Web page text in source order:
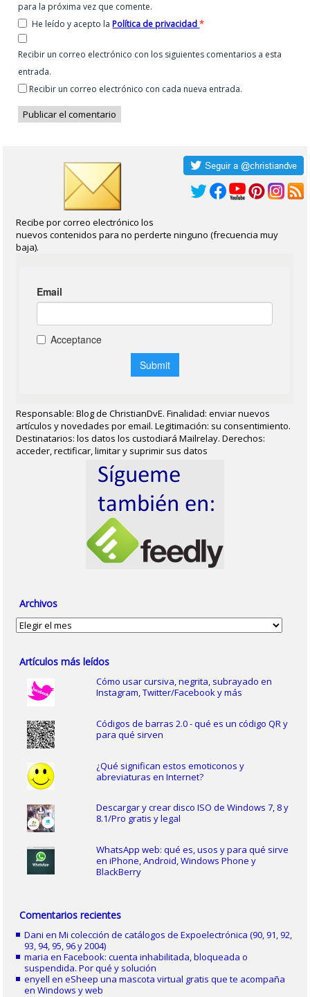
para la próxima vez que comente.
He leído y acepto laPolítica de privacidad*
Recibir un correo electrónico con los siguientes comentarios a esta
entrada.
Recibir un correo electrónico con cada nueva entrada.
Recibe por correo electrónico los
nuevos contenidos para no perderte ninguno (frecuencia muy
baja).
Responsable: Blog de ChristianDvE. Finalidad: enviar nuevos
artículos y novedades por email. Legitimación: su consentimiento.
Destinatarios: los datos los custodiará Mailrelay. Derechos:
acceder, rectificar, limitar y suprimir sus datos
Archivos
Archivos
Artículos más leídos
Cómo usar cursiva, negrita, subrayado en
Instagram, Twitter/Facebook y más
Códigos de barras 2.0 - qué es un código QR y
para qué sirven
¿Qué significan estos emoticonos y
abreviaturas en Internet?
Descargar y crear disco ISO de Windows 7, 8 y
8.1/Pro gratis y legal
WhatsApp web: qué es, usos y para qué sirve
en iPhone, Android, Windows Phone y
BlackBerry
Comentarios recientes
Dani enMi colección de catálogos de Expoelectrónica (90, 91, 92,
93, 94, 95, 96 y 2004)
maria enFacebook: cuenta inhabilitada, bloqueada o
suspendida. Por qué y solución
enyell eneSheep una mascota virtual gratis que te acompaña
en Windows y web